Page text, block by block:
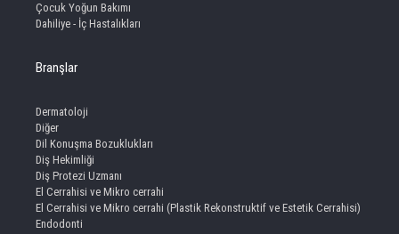
Çocuk Yoğun Bakımı
Dahiliye - İç Hastalıkları
Branşlar
Dermatoloji
Diğer
Dil Konuşma Bozuklukları
Diş Hekimliği
Diş Protezi Uzmanı
El Cerrahisi ve Mikro cerrahi
El Cerrahisi ve Mikro cerrahi (Plastik Rekonstruktif ve Estetik Cerrahisi)
Endodonti